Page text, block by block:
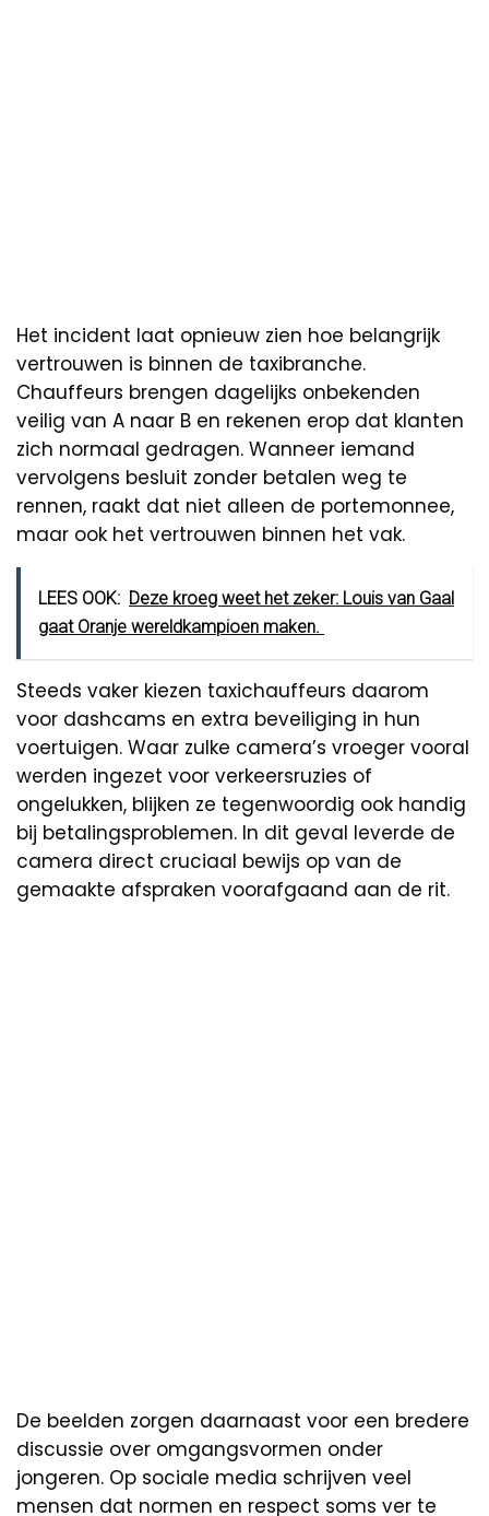
Het incident laat opnieuw zien hoe belangrijk
vertrouwen is binnen de taxibranche.
Chauffeurs brengen dagelijks onbekenden
veilig van A naar B en rekenen erop dat klanten
zich normaal gedragen. Wanneer iemand
vervolgens besluit zonder betalen weg te
rennen, raakt dat niet alleen de portemonnee,
maar ook het vertrouwen binnen het vak.
LEES OOK: Deze kroeg weet het zeker: Louis van Gaal
gaat Oranje wereldkampioen maken.
Steeds vaker kiezen taxichauffeurs daarom
voor dashcams en extra beveiliging in hun
voertuigen. Waar zulke camera’s vroeger vooral
werden ingezet voor verkeersruzies of
ongelukken, blijken ze tegenwoordig ook handig
bij betalingsproblemen. In dit geval leverde de
camera direct cruciaal bewijs op van de
gemaakte afspraken voorafgaand aan de rit.
De beelden zorgen daarnaast voor een bredere
discussie over omgangsvormen onder
jongeren. Op sociale media schrijven veel
mensen dat normen en respect soms ver te